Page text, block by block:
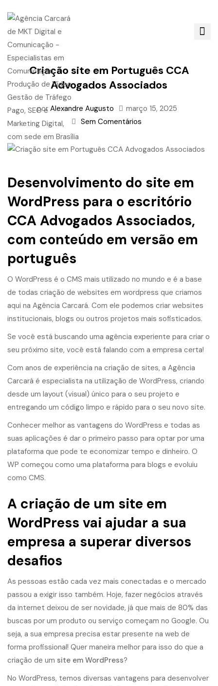
Criação site em Português CCA
Advogados Associados
por Alexandre Augusto
março 15, 2025
Sem Comentários
Desenvolvimento do site em
WordPress para o escritório
CCA Advogados Associados,
com conteúdo em versão em
português
O WordPress é o CMS mais utilizado no mundo e é a base
de todas criação de websites em wordpress que criamos
aqui na Agência Carcará. Com ele podemos criar websites
institucionais, blogs ou outros projetos mais sofisticados.
Se você está buscando uma agência experiente para criar o
seu próximo site, você está falando com a empresa certa!
Com anos de experiência na criação de sites, a Agência
Carcará é especialista na utilização de WordPress, criando
desde um layout (visual) único para o seu projeto e
entregando um código limpo e rápido para o seu novo site.
Conhecer melhor as vantagens do WordPress e todas as
suas aplicações é dar o primeiro passo para optar por uma
plataforma que pode te economizar tempo e dinheiro. O
WP começou como uma plataforma para blogs e evoluiu
como CMS.
A criação de um site em
WordPress vai ajudar a sua
empresa a superar diversos
desafios
As pessoas estão cada vez mais conectadas e o mercado
passou a exigir isso também. Hoje, fazer negócios através
da internet deixou de ser novidade, já que mais de 80% das
buscas por um produto ou serviço começam no Google. Ou
seja, a sua empresa precisa estar presente na web de
forma profissional! Quer maneira melhor para isso do que a
criação de um site em WordPress?
No WordPress, temos diversas vantagens para desenvolver